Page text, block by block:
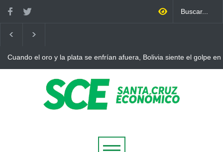
el oro y la plata se enfrían afuera, Bolivia siente el golpe en casa